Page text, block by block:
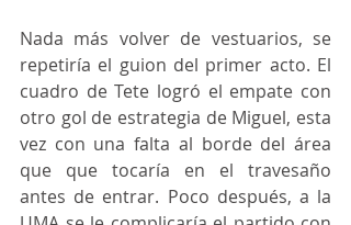
Nada más volver de vestuarios, se
repetiría el guion del primer acto. El
cuadro de Tete logró el empate con
otro gol de estrategia de Miguel, esta
vez con una falta al borde del área
que que tocaría en el travesaño
antes de entrar. Poco después, a la